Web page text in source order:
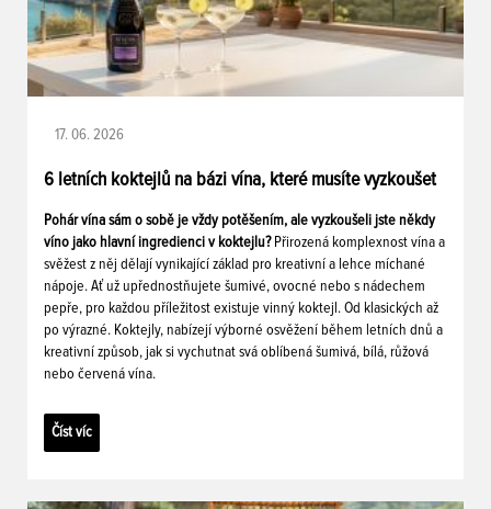
17. 06. 2026
6 letních koktejlů na bázi vína, které musíte vyzkoušet
Pohár vína sám o sobě je vždy potěšením, ale vyzkoušeli jste někdy
víno jako hlavní ingredienci v koktejlu? Přirozená komplexnost vína a
svěžest z něj dělají vynikající základ pro kreativní a lehce míchané
nápoje. Ať už upřednostňujete šumivé, ovocné nebo s nádechem
pepře, pro každou příležitost existuje vinný koktejl. Od klasických až
po výrazné. Koktejly, nabízejí výborné osvěžení během letních dnů a
kreativní způsob, jak si vychutnat svá oblíbená šumivá, bílá, růžová
nebo červená vína.
Číst víc